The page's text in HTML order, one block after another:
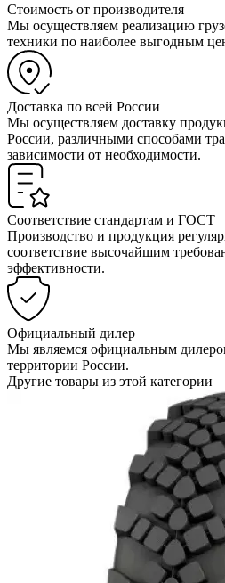
Стоимость от производителя
Мы осуществляем реализацию
техники по наиболее выгодным
Доставка по всей России
Мы осуществляем доставку
России, различными способами
зависимости от необходимости.
Соответствие стандартам и ГОСТ
Производство и продукция
соответствие высочайшим
эффективности.
Официальный дилер
Мы являемся официальным
территории России.
Другие товары из этой категории